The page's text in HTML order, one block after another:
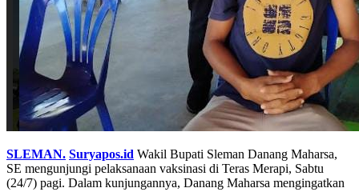
SLEMAN. Suryapos.id Wakil Bupati Sleman Danang Maharsa,
SE mengunjungi pelaksanaan vaksinasi di Teras Merapi, Sabtu
(24/7) pagi. Dalam kunjungannya, Danang Maharsa mengingatkan